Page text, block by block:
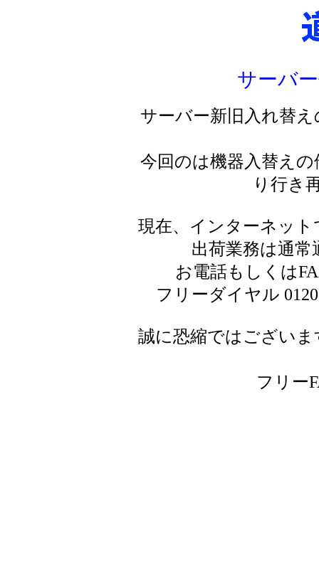
サーバ
サーバー新旧入れ替
今回のは機器入替え
り行き
現在、インターネッ
出荷業務は通
お電話もしくは
フリーダイヤル
誠に恐縮ではござい
フリー